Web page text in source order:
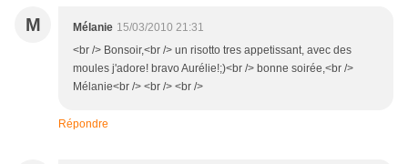
M Mélanie 15/03/2010 21:31
<br /> Bonsoir,<br /> un risotto tres appetissant, avec des
moules j'adore! bravo Aurélie!;)<br /> bonne soirée,<br />
Mélanie<br /> <br /> <br />
Répondre